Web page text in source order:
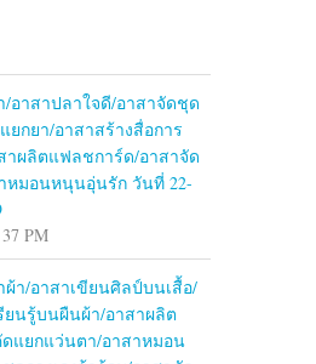
อาสาปลาใจดี/อาสาจัดชุด
กยา/อาสาสร้างสื่อการ
าผลิตแฟลชการ์ด/อาสาจัด
หมอนหนุนอุ่นรัก วันที่ 22-
PM
ผ้า/อาสาเขียนศิลป์บนเสื้อ/
ยนรู้บนผืนผ้า/อาสาผลิต
แยกแว่นตา/อาสาหมอน